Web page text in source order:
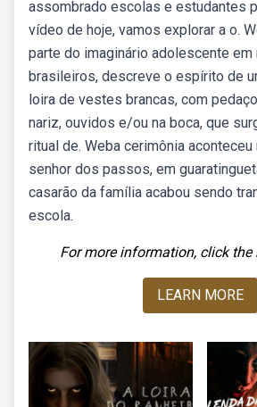
assombrado escolas e estudantes
vídeo de hoje, vamos explorar a o.
parte do imaginário adolescente
brasileiros, descreve o espírito de
loira de vestes brancas, com
nariz, ouvidos e/ou na boca, que
ritual de. Weba cerimônia
senhor dos passos, em
casarão da família acabou sendo
escola.
For more information, click the
LEARN MORE